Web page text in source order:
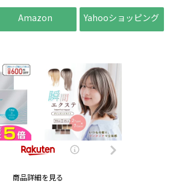
Amazon Yahooショッピング
商品詳細を見る